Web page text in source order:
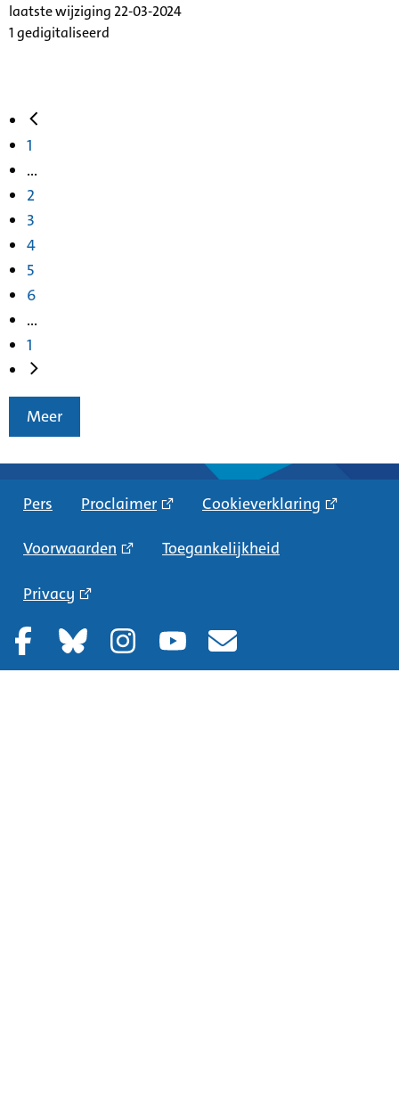
laatste wijziging 22-03-2024
1 gedigitaliseerd
1
...
2
3
4
5
6
...
1
Meer
Pers Proclaimer Cookieverklaring
Voorwaarden Toegankelijkheid
Privacy